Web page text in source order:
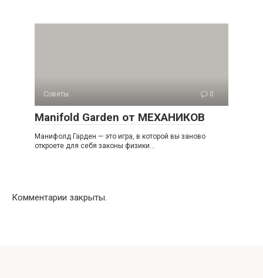
Советы 0
Manifold Garden от МЕХАНИКОВ
Манифолд Гарден — это игра, в которой вы заново
откроете для себя законы физики…
Комментарии закрыты.